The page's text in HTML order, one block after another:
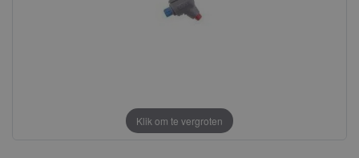
Klik om te vergroten